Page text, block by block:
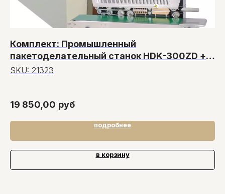
Комплект: Промышленный
пакетоделательный станок HDK-300ZD +
Компрессор + Конвейерный запайщик
SKU: 21323
19 850,00 руб
подробнее
в корзину